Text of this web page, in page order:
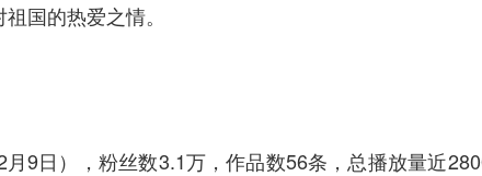
国的热爱之情。
9日），粉丝数3.1万，作品数56条，总播放量近